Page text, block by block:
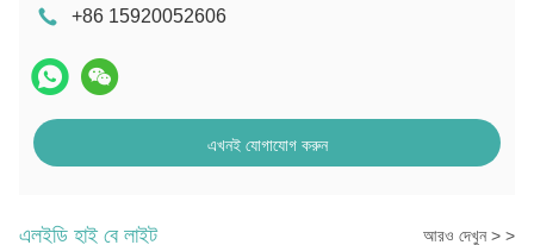
+86 15920052606
এখনই যোগাযোগ করুন
এলইডি হাই বে লাইট আরও দেখুন > >